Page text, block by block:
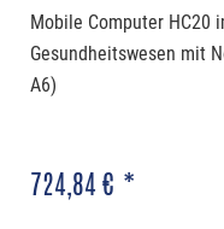
Mobile Computer HC20
Gesundheitswesen mit
A6)
724,84 € *